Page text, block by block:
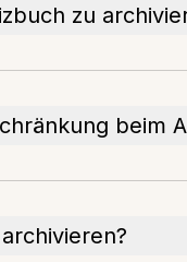
zu
beim